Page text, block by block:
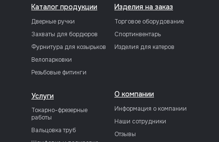
О компании
Каталог продукции
Информация о компании
Наши сотрудники
Дверные ручки
Отзывы
Захваты для бордюров
Фурнитура для козырьков
Велопарковки
Резьбовые фитинги
Изделия на заказ
Торговое оборудование
Спортинвентарь
Изделия для катеров
Услуги
Токарно-фрезерные
работы
Вальцовка труб